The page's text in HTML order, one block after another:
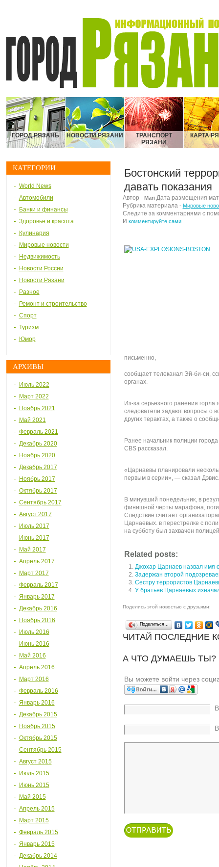
ГОРОД РЯЗАНЬ НОВОСТИ РЯЗАНИ
ТРАНСПОРТ
РЯЗАНИ
КАРТА
КАТЕГОРИИ
World News
Автомобили
Банки и финансы
Здоровье и красота
Кулинария
Мировые новости
Недвижимость
Новости России
Новости Рязани
Разное
Ремонт и строительство
Спорт
Туризм
Юмор
АРХИВЫ
Июль 2022
Март 2022
Ноябрь 2021
Май 2021
Февраль 2021
Декабрь 2020
Ноябрь 2020
Декабрь 2017
Ноябрь 2017
Октябрь 2017
Сентябрь 2017
Август 2017
Июль 2017
Июнь 2017
Май 2017
Апрель 2017
Март 2017
Февраль 2017
Январь 2017
Декабрь 2016
Ноябрь 2016
Июль 2016
Июнь 2016
Май 2016
Апрель 2016
Март 2016
Февраль 2016
Январь 2016
Декабрь 2015
Ноябрь 2015
Октябрь 2015
Сентябрь 2015
Август 2015
Июль 2015
Июнь 2015
Май 2015
Апрель 2015
Март 2015
Февраль 2015
Январь 2015
Декабрь 2014
Бостонский
давать показания
Автор - MariДата размещения
Рубрика материала - Мировые
Следите за комментариями с
И комментируйте сами
письменно,
сообщает телеканал Эй-би-си,
органах.
Из-за серьезного ранения
следователи задают вопросы о
других терактах, а также о
Ранее начальник полиции
CBS рассказал.
«Царнаевы планировали
первым в серии», — сказал Дэвис.
В минувший понедельник, в
финишной черты марафона,
Следствие считает
Царнаевых. в перестрелке с
на субботу был захвачен
Related posts:
Джохар Царнаев назвал имя
Задержан второй
Сестру террористов
У братьев Царнаевых
Поделись этой новостью с друзьями:
Поделиться…
ЧИТАЙ ПОСЛЕДНИЕ
А ЧТО ДУМАЕШЬ
Вы можете войти через